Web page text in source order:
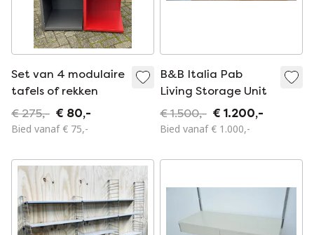
Set van 4 modulaire
tafels of rekken
€ 275,- € 80,-
Bied vanaf € 75,-
B&B Italia Pab
Living Storage Unit
€ 1.500,- € 1.200,-
Bied vanaf € 1.000,-